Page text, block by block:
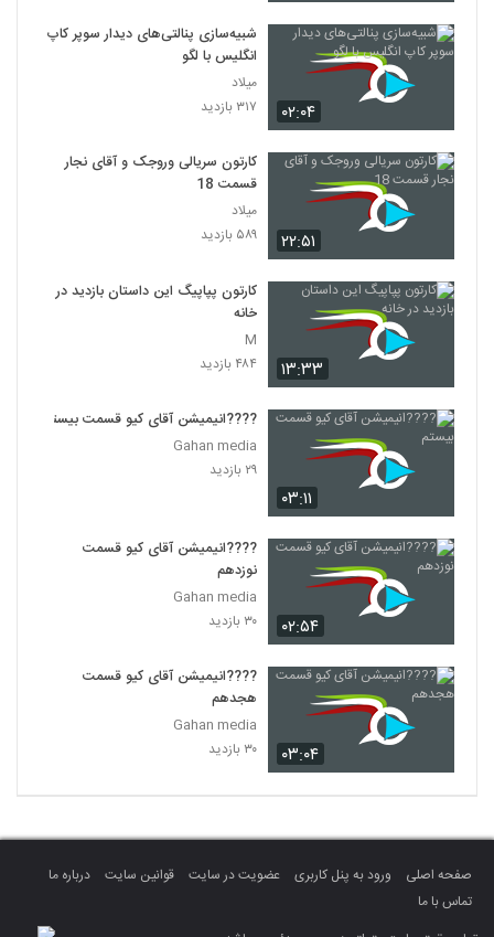
۰۲:۰۴
شبیه‌سازی پنالتی‌های دیدار سوپر کاپ
انگلیس با لگو
میلاد
۳۱۷ بازدید
۲۲:۵۱
کارتون سریالی وروجک و آقای نجار
قسمت 18
میلاد
۵۸۹ بازدید
۱۳:۳۳
کارتون پپاپیگ این داستان بازدید در
خانه
M
۴۸۴ بازدید
۰۳:۱۱
????️انیمیشن آقای کیو قسمت بیستم
Gahan media
۲۹ بازدید
۰۲:۵۴
????️انیمیشن آقای کیو قسمت
نوزدهم
Gahan media
۳۰ بازدید
۰۳:۰۴
????️انیمیشن آقای کیو قسمت
هجدهم
Gahan media
۳۰ بازدید
صفحه اصلی ورود به پنل کاربری عضویت در سایت قوانین سایت
درباره ما
تماس با ما